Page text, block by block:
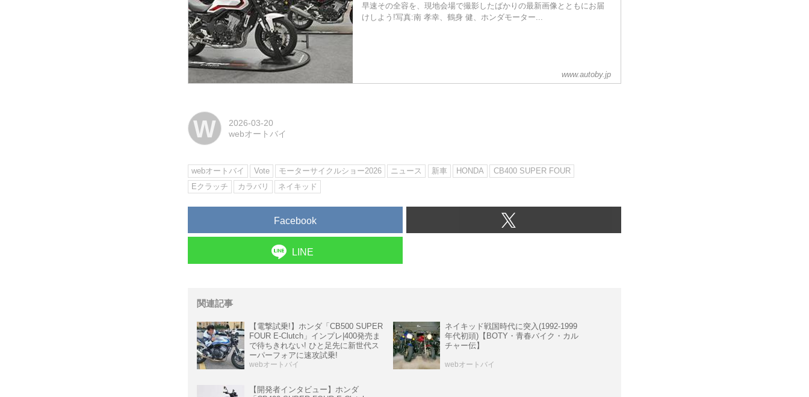
早速その全容を、現地会場で撮影したばかりの最新画像とともにお届
けしよう!写真:南 孝幸、鶴身 健、ホンダモーター...
www.autoby.jp
W
2026-03-20
webオートバイ
webオートバイ Vote モーターサイクルショー2026 ニュース 新車 HONDA
CB400 SUPER FOUR
Eクラッチ
カラバリ ネイキッド
Facebook
LINE
関連記事
【電撃試乗!】ホンダ「CB500 SUPER
FOUR E-Clutch」インプレ|400発売ま
で待ちきれない! ひと足先に新世代ス
ーパーフォアに速攻試乗!
webオートバイ
ネイキッド戦国時代に突入(1992-1999
年代初頭)【BOTY・青春バイク・カル
チャー伝】
webオートバイ
【開発者インタビュー】ホンダ